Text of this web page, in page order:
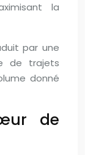
la
par une
de trajets
donné
de